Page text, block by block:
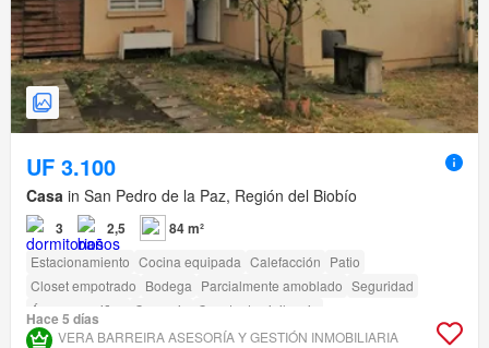
UF 3.100
Casa in San Pedro de la Paz, Región del Biobío
3 2,5 84 m²
Estacionamiento Cocina equipada Calefacción Patio
Closet empotrado Bodega Parcialmente amoblado Seguridad
Área para niños
Conserje Caseta de vigilancia
Hace 5 días
VERA BARREIRA ASESORÍA Y GESTIÓN INMOBILIARIA